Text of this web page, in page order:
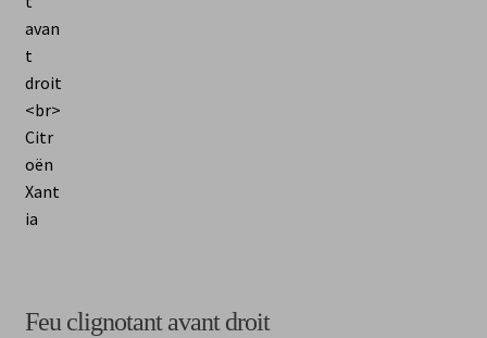
Feu clignotant avant droit